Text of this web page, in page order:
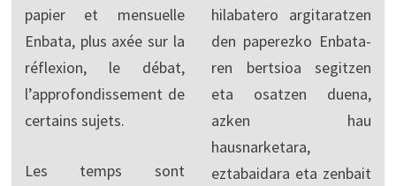
papier et mensuelle
Enbata, plus axée sur la
réflexion, le débat,
l’approfondissement de
certains sujets.
Les temps sont
hilabatero argitaratzen
den paperezko Enbata-
ren bertsioa segitzen
eta osatzen duena,
azken hau
hausnarketara,
eztabaidara eta zenbait